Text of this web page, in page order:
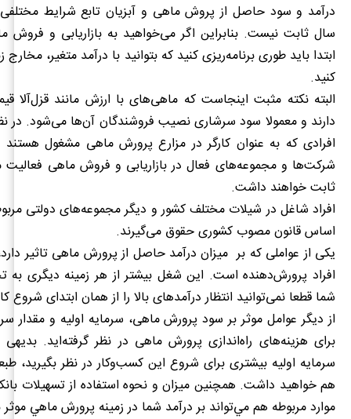
درآمد و سود حاصل از پروش ماهی و آبزیان تابع شرایط
سال ثابت نیست. بنابراین اگر می‌خواهید به بازاریابی و فروش
ابتدا باید طوری برنامه‌ریزی کنید که بتوانید با درآمد متغیر،
کنید.
البته نکته مثبت اینجاست که ماهی‌های با ارزش مانند قزل‌آلا
دارند و معمولا سود سرشاری نصیب فروشندگان آن‌ها می‌شود. در
افرادی که به عنوان کارگر در مزارع پرورش ماهی مشغول هستند
شرکت‌ها و مجموعه‌های فعال در بازاریابی و فروش ماهی فعالیت
ثابت خواهند داشت.
افراد شاغل در شیلات مختلف کشور و دیگر مجموعه‌های دولتی
اساس قانون مصوب کشوری حقوق می‌گیرند.
یکی از عواملی که بر میزان درآمد حاصل از پرورش ماهی تاثیر
افراد پرورش‌دهنده است. این شغل بیشتر از هر زمینه دیگری به
شما قطعا نمی‌توانید انتظار درآمدهای بالا را از همان ابتدای شروع
از دیگر عوامل موثر بر سود پرورش ماهی، سرمایه اولیه و مقدار
برای هزینه‌های راه‌‌اندازی پرورش ماهی در نظر گرفته‌اید.
سرمایه اولیه بیشتری برای شروع این کسب‌وکار در نظر بگیرید،
هم خواهيد داشت. همچنين ميزان و نحوه استفاده از تسهيلات
موارد مربوطه هم مي‌تواند بر درآمد شما در زمينه پرورش ماهي